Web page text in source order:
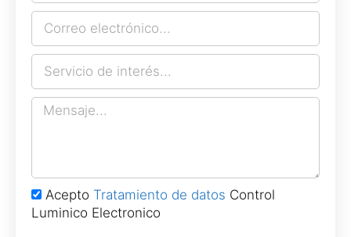
Acepto Tratamiento de datos Control
Luminico Electronico